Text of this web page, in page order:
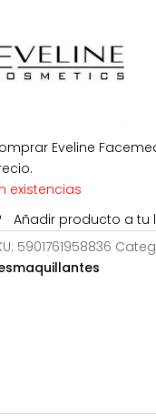
7,40€.
Eveline
existencias
Añadir producto a tu
5901761958836